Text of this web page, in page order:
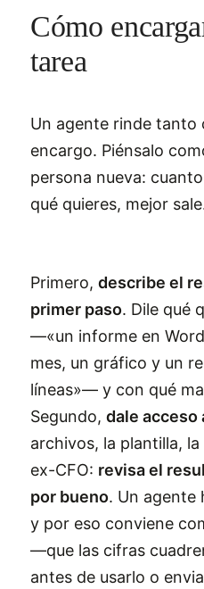
Cómo
tarea
Un agente rinde tanto
encargo. Piénsalo
persona nueva:
qué quieres, mejor
Primero, describe el
primer paso. Dile qué
—«un informe en
mes, un gráfico y un
líneas»— y con qué
Segundo, dale acceso
archivos, la plantilla,
ex-CFO: revisa el
por bueno. Un agente
y por eso conviene
—que las cifras
antes de usarlo o